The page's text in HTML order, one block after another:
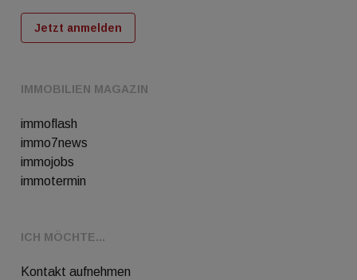
IMMOBILIEN MAGAZIN
immoflash
immo7news
immojobs
immotermin
ICH MÖCHTE...
Kontakt aufnehmen
Jetzt anmelden